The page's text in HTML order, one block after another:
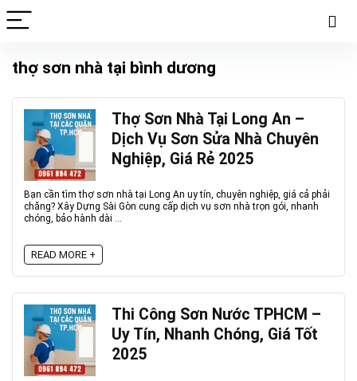
thợ sơn nhà tại bình dương
Thợ Sơn Nhà Tại Long An –
Dịch Vụ Sơn Sửa Nhà Chuyên
Nghiệp, Giá Rẻ 2025
Bạn cần tìm thợ sơn nhà tại Long An uy tín, chuyên nghiệp, giá cả phải
chăng? Xây Dựng Sài Gòn cung cấp dịch vụ sơn nhà trọn gói, nhanh
chóng, bảo hành dài ...
READ MORE +
Thi Công Sơn Nước TPHCM –
Uy Tín, Nhanh Chóng, Giá Tốt
2025